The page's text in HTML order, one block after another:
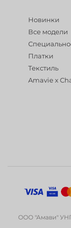
Новинки
Все модели
Платки
Текстиль
Amavie x
ООО "Амави" УНП